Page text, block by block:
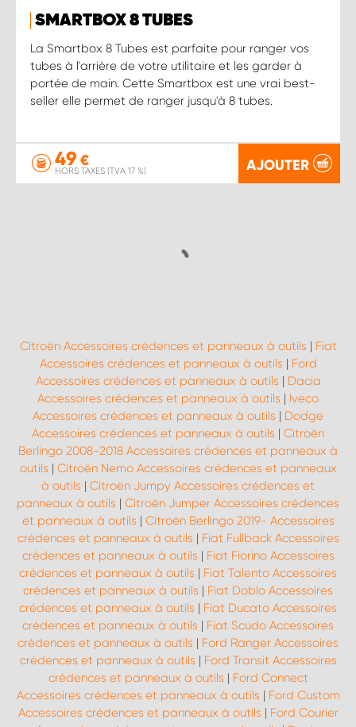
SMARTBOX 8 TUBES
La Smartbox 8 Tubes est parfaite pour ranger vos
tubes à l'arrière de votre utilitaire et les garder à
portée de main. Cette Smartbox est une vrai best-
seller elle permet de ranger jusqu'à 8 tubes.
49 €
HORS TAXES (TVA 17 %) AJOUTER
Citroën Accessoires crédences et panneaux à outils | Fiat
Accessoires crédences et panneaux à outils | Ford
Accessoires crédences et panneaux à outils | Dacia
Accessoires crédences et panneaux à outils | Iveco
Accessoires crédences et panneaux à outils | Dodge
Accessoires crédences et panneaux à outils | Citroën
Berlingo 2008-2018 Accessoires crédences et panneaux à
outils | Citroën Nemo Accessoires crédences et panneaux
à outils | Citroën Jumpy Accessoires crédences et
panneaux à outils | Citroën Jumper Accessoires crédences
et panneaux à outils | Citroën Berlingo 2019- Accessoires
crédences et panneaux à outils | Fiat Fullback Accessoires
crédences et panneaux à outils | Fiat Fiorino Accessoires
crédences et panneaux à outils | Fiat Talento Accessoires
crédences et panneaux à outils | Fiat Doblo Accessoires
crédences et panneaux à outils | Fiat Ducato Accessoires
crédences et panneaux à outils | Fiat Scudo Accessoires
crédences et panneaux à outils | Ford Ranger Accessoires
crédences et panneaux à outils | Ford Transit Accessoires
crédences et panneaux à outils | Ford Connect
Accessoires crédences et panneaux à outils | Ford Custom
Accessoires crédences et panneaux à outils | Ford Courier